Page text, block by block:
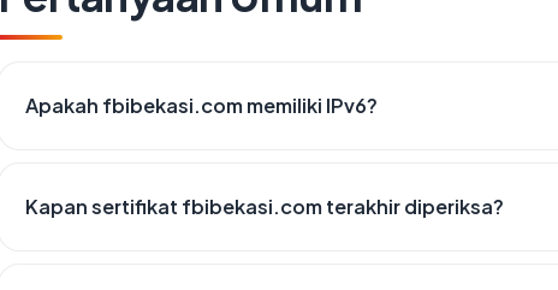
Apakah fbibekasi.com memiliki IPv6?
Kapan sertifikat fbibekasi.com terakhir diperiksa?